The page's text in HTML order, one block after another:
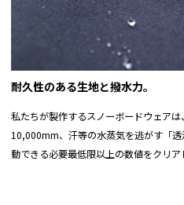
耐久性のある生地と撥水力。
私たちが製作するスノーボードウェア
10,000mm、汗等の水蒸気を逃がす「
動できる必要最低限以上の数値をクリア